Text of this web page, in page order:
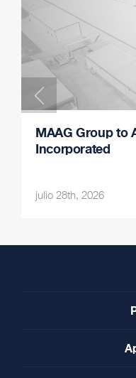
MAAG Group to
Incorporated
julio 28th, 2026